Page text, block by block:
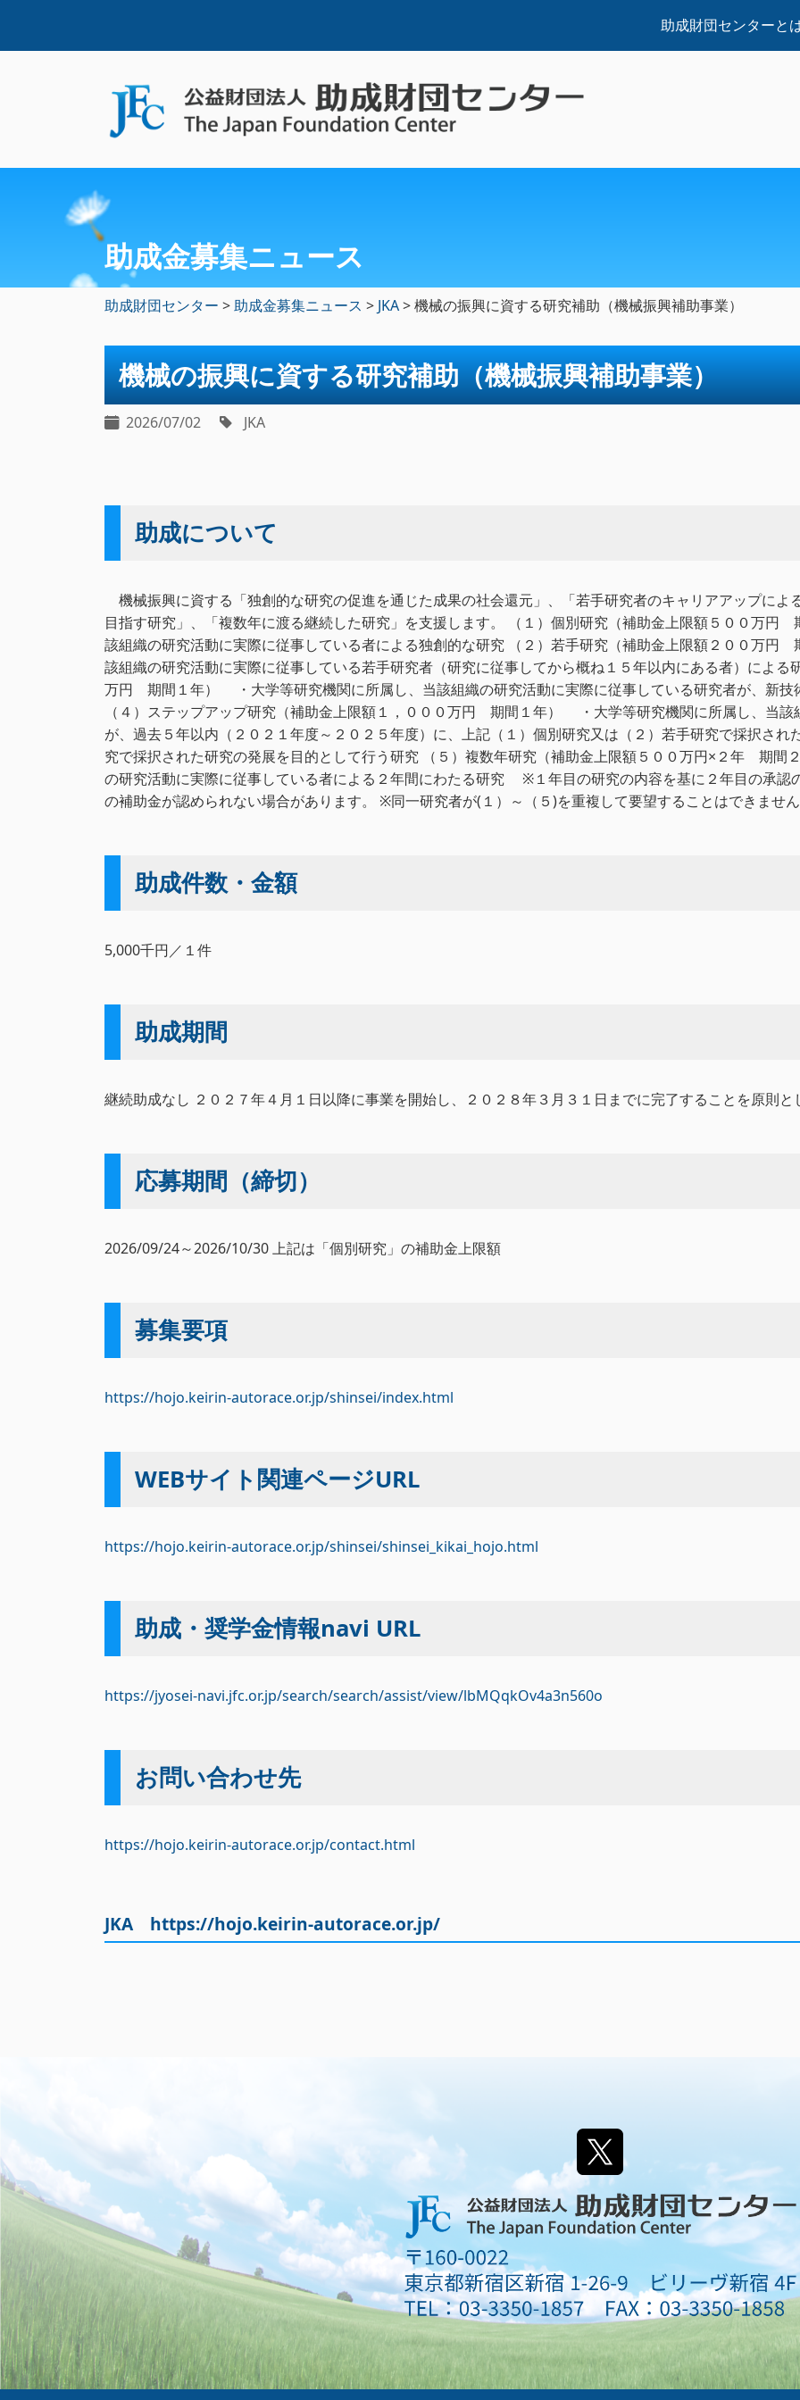
助成財団センターと
助成金募集ニュース
助成財団センター >助成金募集ニュース > JKA>機械の振興に資する研究補助（機械振興補助事業）
機械の振興に資する研究補助（機械振興補助事業）
2026/07/02 JKA
助成について
機械振興に資する「独創的な研究の促進を通じた成果の社会還元」、「若手研究者のキャリアアップによ
目指す研究」、「複数年に渡る継続した研究」を支援します。 （１）個別研究（補助金上限額５００万
該組織の研究活動に実際に従事している者による独創的な研究 （２）若手研究（補助金上限額２００万
該組織の研究活動に実際に従事している若手研究者（研究に従事してから概ね１５年以内にある者）による
万円 期間１年） ・大学等研究機関に所属し、当該組織の研究活動に実際に従事している研究者が、新技
（４）ステップアップ研究（補助金上限額１，０００万円 期間１年） ・大学等研究機関に所属し、当該
が、過去５年以内（２０２１年度～２０２５年度）に、上記（１）個別研究又は（２）若手研究で採択さ
究で採択された研究の発展を目的として行う研究 （５）複数年研究（補助金上限額５００万円×２年 期
の研究活動に実際に従事している者による２年間にわたる研究 ※１年目の研究の内容を基に２年目の承認
の補助金が認められない場合があります。 ※同一研究者が(１）～（５)を重複して要望することはできませ
助成件数・金額
5,000千円／１件
助成期間
継続助成なし ２０２７年４月１日以降に事業を開始し、２０２８年３月３１日までに完了することを原則と
応募期間（締切）
2026/09/24～2026/10/30 上記は「個別研究」の補助金上限額
募集要項
https://hojo.keirin-autorace.or.jp/shinsei/index.html
WEBサイト関連ページURL
https://hojo.keirin-autorace.or.jp/shinsei/shinsei_kikai_hojo.html
助成・奨学金情報navi URL
https://jyosei-navi.jfc.or.jp/search/search/assist/view/lbMQqkOv4a3n560o
お問い合わせ先
https://hojo.keirin-autorace.or.jp/contact.html
JKA https://hojo.keirin-autorace.or.jp/